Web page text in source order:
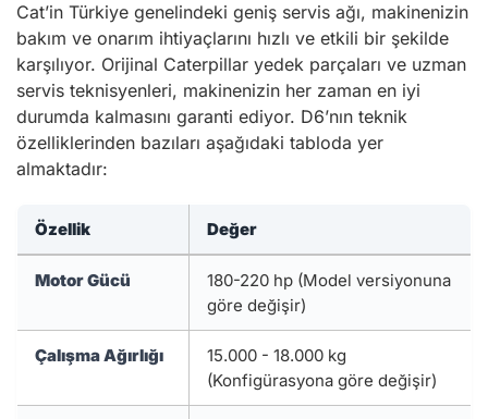
Cat’in Türkiye genelindeki geniş servis ağı, makinenizin
bakım ve onarım ihtiyaçlarını hızlı ve etkili bir şekilde
karşılıyor. Orijinal Caterpillar yedek parçaları ve uzman
servis teknisyenleri, makinenizin her zaman en iyi
durumda kalmasını garanti ediyor. D6’nın teknik
özelliklerinden bazıları aşağıdaki tabloda yer
almaktadır:
Özellik Değer
Motor Gücü
180-220 hp (Model versiyonuna
göre değişir)
Çalışma Ağırlığı
15.000 - 18.000 kg
(Konfigürasyona göre değişir)